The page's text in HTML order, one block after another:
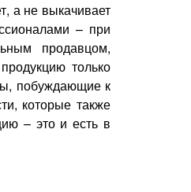
а не выкачивает
– при
продавцом,
только
побуждающие к
которые также
– это и есть в